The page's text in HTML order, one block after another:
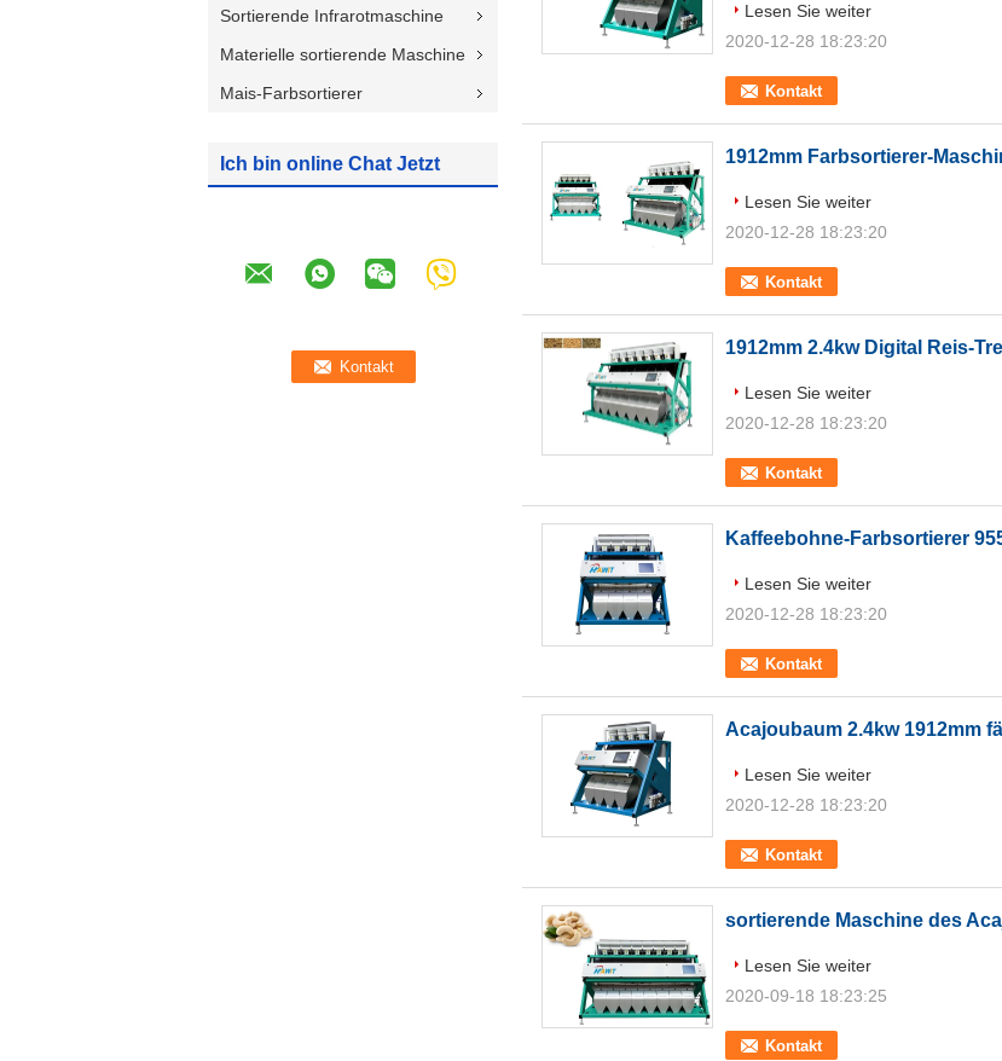
Sortierende Infrarotmaschine
Materielle sortierende Maschine
Mais-Farbsortierer
Ich bin online Chat Jetzt
Kontakt
Lesen Sie weiter
2020-12-28 18:23:20
1912mm Farbsortierer-
Kontakt
Lesen Sie weiter
2020-12-28 18:23:20
1912mm 2.4kw Digital Reis-
Kontakt
Lesen Sie weiter
2020-12-28 18:23:20
Kaffeebohne-Farbsortierer
Kontakt
Lesen Sie weiter
2020-12-28 18:23:20
Acajoubaum 2.4kw 1912mm
Kontakt
Lesen Sie weiter
2020-12-28 18:23:20
sortierende Maschine des
Kontakt
Lesen Sie weiter
2020-09-18 18:23:25